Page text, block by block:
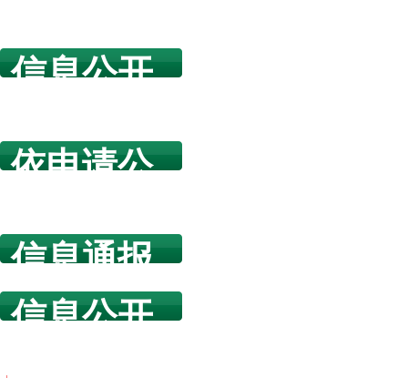
信息公开
依申请公
信息通报
信息公开